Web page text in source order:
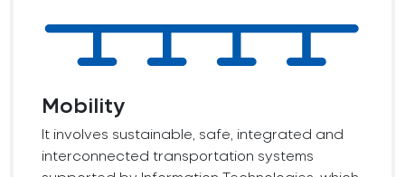
Mobility
It involves sustainable, safe, integrated and
interconnected transportation systems